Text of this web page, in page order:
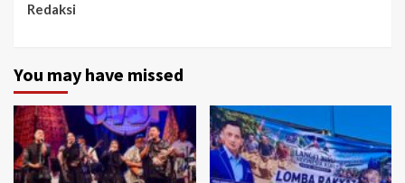
Redaksi
You may have missed